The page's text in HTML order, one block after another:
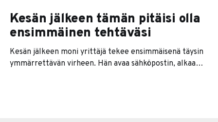
Kesän jälkeen tämän pitäisi olla
ensimmäinen tehtäväsi
Kesän jälkeen moni yrittäjä tekee ensimmäisenä täysin
ymmärrettävän virheen. Hän avaa sähköpostin, alkaa